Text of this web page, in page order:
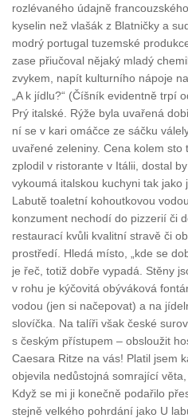
rozlévaného údajně
kyselin než vlašák z Blatničky a
modrý portugal tuzemské
zase přiučoval nějaký mladý
zvykem, napít kulturního nápoje
„A k jídlu?“ (Číšník evidentně trpí
Prý italské. Rýže byla uvařená
ní se v kari omáčce ze sáčku
uvařené zeleniny. Cena kolem
zplodil v ristorante v Itálii, dostal
vykoumá italskou kuchyni tak jako
Labutě toaletní kohoutkovou
konzument nechodí do pizzerií či
restaurací kvůli kvalitní stravě či
prostředí. Hledá místo, „kde se
je řeč, totiž dobře vypadá. Stěny
v rohu je kýčovitá obýváková
vodou (jen si načepovat) a na
slovíčka. Na talíři však české
s českým přístupem – obsloužit
Caesara Ritze na vás! Platil jsem
objevila nedůstojná somrající
Když se mi ji konečně podařilo
stejně velkého pohrdání jako U